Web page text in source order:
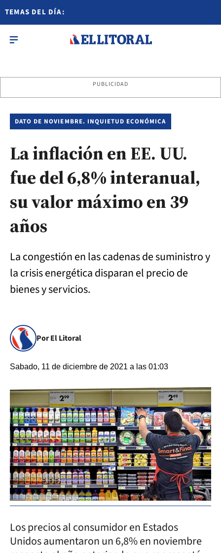
TEMAS DEL DÍA:
PUBLICIDAD
DATO DE NOVIEMBRE. INQUIETUD ECONÓMICA
La inflación en EE. UU.
fue del 6,8% interanual,
su valor máximo en 39
años
La congestión en las cadenas de suministro y
la crisis energética disparan el precio de
bienes y servicios.
Por El Litoral
Sabado, 11 de diciembre de 2021 a las 01:03
Los precios al consumidor en Estados
Unidos aumentaron un 6,8% en noviembre